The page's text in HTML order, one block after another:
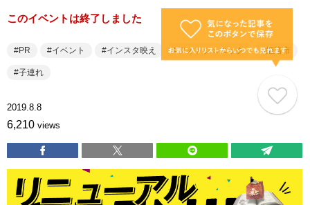
このイベントは終了しました
PR イベント インスタ映え フォトジェニック 姫路市
子連れ
2019.8.8
6,210 views